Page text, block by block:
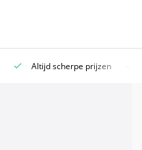
Altijd scherpe prijzen